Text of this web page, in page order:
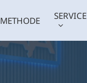
METHODE SERVICE